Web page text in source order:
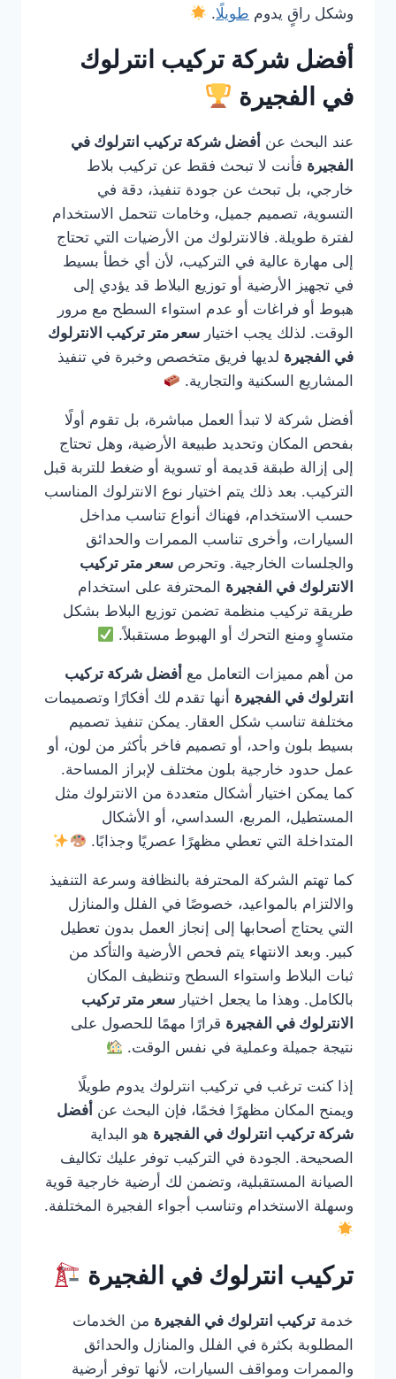
وشكل راقٍ يدوم طويلًا.
أفضل شركة تركيب انترلوك
في الفجيرة
عند البحث عن أفضل شركة تركيب انترلوك في
الفجيرة فأنت لا تبحث فقط عن تركيب بلاط
خارجي، بل تبحث عن جودة تنفيذ، دقة في
التسوية، تصميم جميل، وخامات تتحمل الاستخدام
لفترة طويلة. فالانترلوك من الأرضيات التي تحتاج
إلى مهارة عالية في التركيب، لأن أي خطأ بسيط
في تجهيز الأرضية أو توزيع البلاط قد يؤدي إلى
هبوط أو فراغات أو عدم استواء السطح مع مرور
الوقت. لذلك يجب اختيار سعر متر تركيب الانترلوك
في الفجيرة لديها فريق متخصص وخبرة في تنفيذ
المشاريع السكنية والتجارية.
أفضل شركة لا تبدأ العمل مباشرة، بل تقوم أولًا
بفحص المكان وتحديد طبيعة الأرضية، وهل تحتاج
إلى إزالة طبقة قديمة أو تسوية أو ضغط للتربة قبل
التركيب. بعد ذلك يتم اختيار نوع الانترلوك المناسب
حسب الاستخدام، فهناك أنواع تناسب مداخل
السيارات، وأخرى تناسب الممرات والحدائق
والجلسات الخارجية. وتحرص سعر متر تركيب
الانترلوك في الفجيرة المحترفة على استخدام
طريقة تركيب منظمة تضمن توزيع البلاط بشكل
متساوٍ ومنع التحرك أو الهبوط مستقبلاً.
من أهم مميزات التعامل مع أفضل شركة تركيب
انترلوك في الفجيرة أنها تقدم لك أفكارًا وتصميمات
مختلفة تناسب شكل العقار. يمكن تنفيذ تصميم
بسيط بلون واحد، أو تصميم فاخر بأكثر من لون، أو
عمل حدود خارجية بلون مختلف لإبراز المساحة.
كما يمكن اختيار أشكال متعددة من الانترلوك مثل
المستطيل، المربع، السداسي، أو الأشكال
المتداخلة التي تعطي مظهرًا عصريًا وجذابًا.
كما تهتم الشركة المحترفة بالنظافة وسرعة التنفيذ
والالتزام بالمواعيد، خصوصًا في الفلل والمنازل
التي يحتاج أصحابها إلى إنجاز العمل بدون تعطيل
كبير. وبعد الانتهاء يتم فحص الأرضية والتأكد من
ثبات البلاط واستواء السطح وتنظيف المكان
بالكامل. وهذا ما يجعل اختيار سعر متر تركيب
الانترلوك في الفجيرة قرارًا مهمًا للحصول على
نتيجة جميلة وعملية في نفس الوقت.
إذا كنت ترغب في تركيب انترلوك يدوم طويلًا
ويمنح المكان مظهرًا فخمًا، فإن البحث عن أفضل
شركة تركيب انترلوك في الفجيرة هو البداية
الصحيحة. الجودة في التركيب توفر عليك تكاليف
الصيانة المستقبلية، وتضمن لك أرضية خارجية قوية
وسهلة الاستخدام وتناسب أجواء الفجيرة المختلفة.
تركيب انترلوك في الفجيرة
خدمة تركيب انترلوك في الفجيرة من الخدمات
المطلوبة بكثرة في الفلل والمنازل والحدائق
والممرات ومواقف السيارات، لأنها توفر أرضية